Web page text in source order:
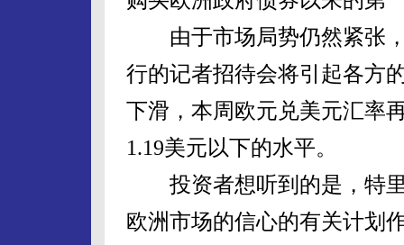
由于市场局势仍然紧张，
行的记者招待会将引起各方
下滑，本周欧元兑美元汇率
1.19美元以下的水平。
投资者想听到的是，特里
欧洲市场的信心的有关计